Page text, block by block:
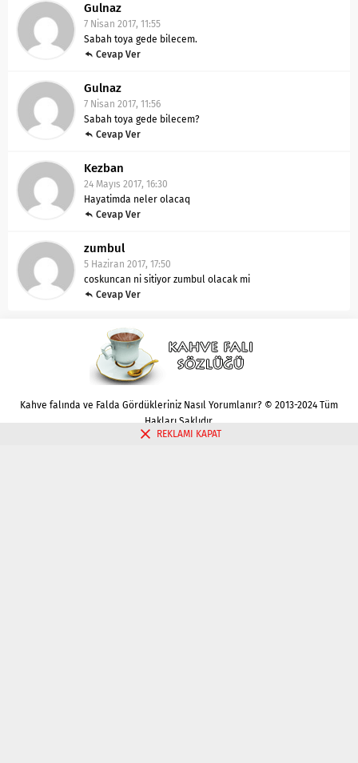
Gulnaz
7 Nisan 2017, 11:55
Sabah toya gede bilecem.
Cevap Ver
Gulnaz
7 Nisan 2017, 11:56
Sabah toya gede bilecem?
Cevap Ver
Kezban
24 Mayıs 2017, 16:30
Hayatimda neler olacaq
Cevap Ver
zumbul
5 Haziran 2017, 17:50
coskuncan ni sitiyor zumbul olacak mi
Cevap Ver
Kahve falında ve Falda Gördükleriniz Nasıl Yorumlanır? © 2013-2024 Tüm
Hakları Saklıdır.
REKLAMI KAPAT